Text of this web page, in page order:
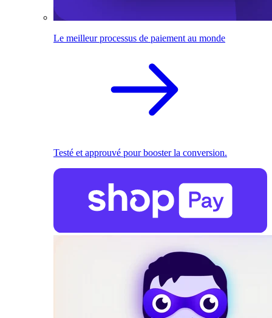
Le meilleur processus de paiement au monde
Testé et approuvé pour booster la conversion.